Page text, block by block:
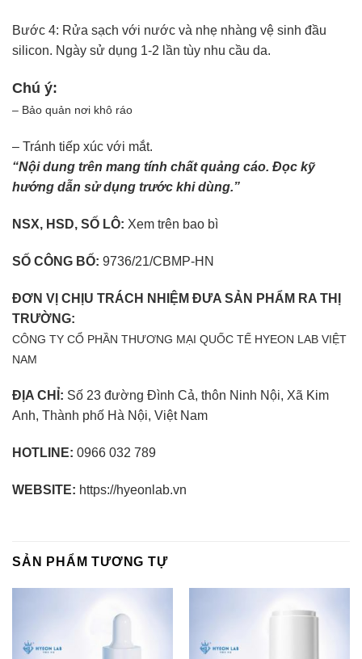
Bước 4: Rửa sạch với nước và nhẹ nhàng vệ sinh đầu
silicon. Ngày sử dụng 1-2 lần tùy nhu cầu da.
Chú ý:
– Bảo quản nơi khô ráo
– Tránh tiếp xúc với mắt.
“Nội dung trên mang tính chất quảng cáo. Đọc kỹ
hướng dẫn sử dụng trước khi dùng.”
NSX, HSD, SỐ LÔ: Xem trên bao bì
SỐ CÔNG BỐ: 9736/21/CBMP-HN
ĐƠN VỊ CHỊU TRÁCH NHIỆM ĐƯA SẢN PHẨM RA THỊ
TRƯỜNG:
CÔNG TY CỔ PHẦN THƯƠNG MẠI QUỐC TẾ HYEON LAB VIỆT
NAM
ĐỊA CHỈ: Số 23 đường Đình Cả, thôn Ninh Nội, Xã Kim
Anh, Thành phố Hà Nội, Việt Nam
HOTLINE: 0966 032 789
WEBSITE: https://hyeonlab.vn
SẢN PHẨM TƯƠNG TỰ